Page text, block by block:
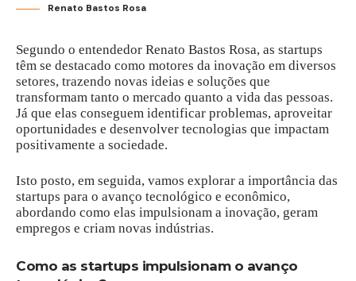
Renato Bastos Rosa
Segundo o entendedor Renato Bastos Rosa, as startups
têm se destacado como motores da inovação em diversos
setores, trazendo novas ideias e soluções que
transformam tanto o mercado quanto a vida das pessoas.
Já que elas conseguem identificar problemas, aproveitar
oportunidades e desenvolver tecnologias que impactam
positivamente a sociedade.
Isto posto, em seguida, vamos explorar a importância das
startups para o avanço tecnológico e econômico,
abordando como elas impulsionam a inovação, geram
empregos e criam novas indústrias.
Como as startups impulsionam o avanço